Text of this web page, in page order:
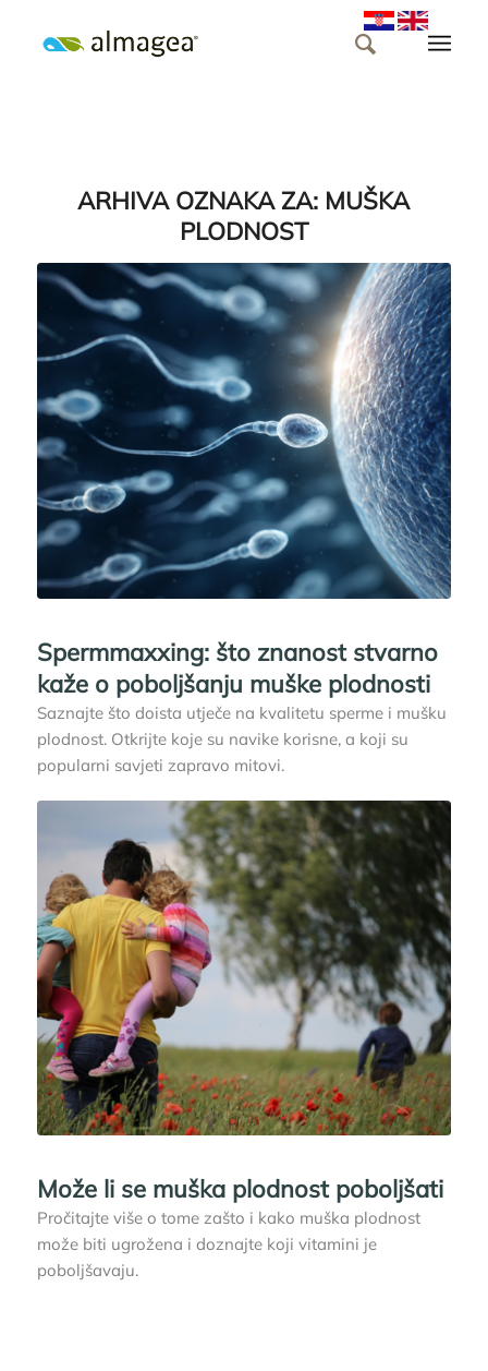
ARHIVA OZNAKA ZA: MUŠKA
PLODNOST
Spermmaxxing: što znanost stvarno
kaže o poboljšanju muške plodnosti
Saznajte što doista utječe na kvalitetu sperme i mušku
plodnost. Otkrijte koje su navike korisne, a koji su
popularni savjeti zapravo mitovi.
Može li se muška plodnost poboljšati
Pročitajte više o tome zašto i kako muška plodnost
može biti ugrožena i doznajte koji vitamini je
poboljšavaju.